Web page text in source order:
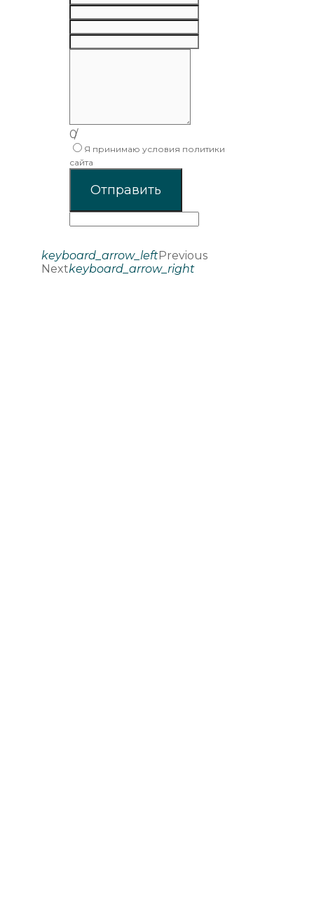
0/
Я принимаю условия политики
сайта
Отправить
keyboard_arrow_leftPrevious
Nextkeyboard_arrow_right